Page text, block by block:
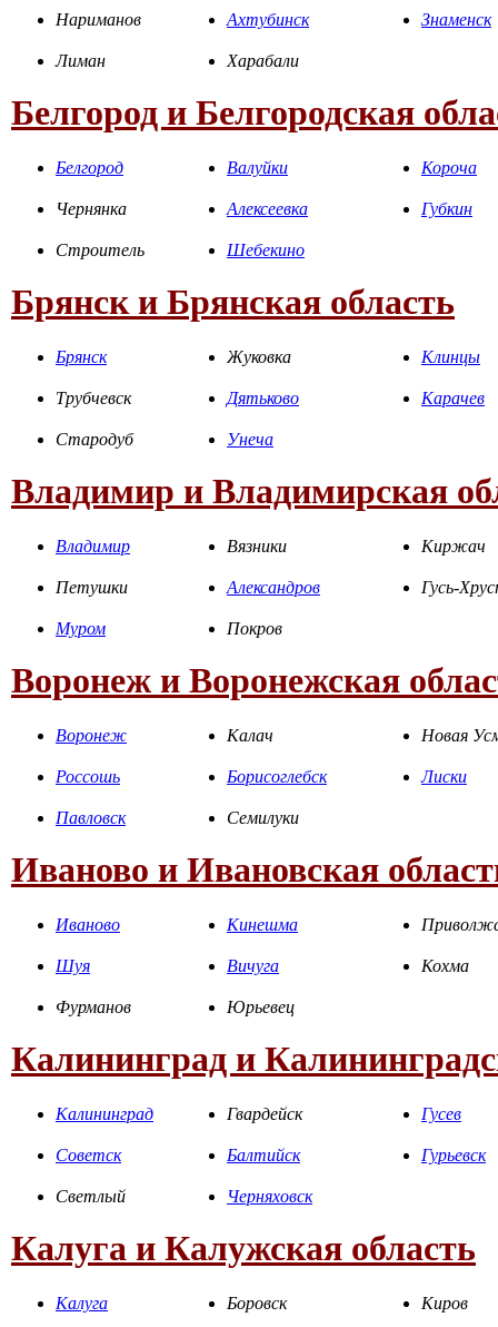
Нариманов Ахтубинск Знаменск
Лиман Харабали
Белгород и Белгородская
Белгород Валуйки Короча
Чернянка Алексеевка Губкин
Строитель Шебекино
Брянск и Брянская область
Брянск Жуковка Клинцы
Трубчевск Дятьково Карачев
Стародуб Унеча
Владимир и Владимирская
Владимир Вязники Киржач
Петушки Александров Гусь-
Муром Покров
Воронеж и Воронежская
Воронеж Калач Новая
Россошь Борисоглебск Лиски
Павловск Семилуки
Иваново и Ивановская
Иваново Кинешма
Шуя Вичуга Кохма
Фурманов Юрьевец
Калининград и
Калининград Гвардейск Гусев
Советск Балтийск Гурьевск
Светлый Черняховск
Калуга и Калужская область
Калуга Боровск Киров